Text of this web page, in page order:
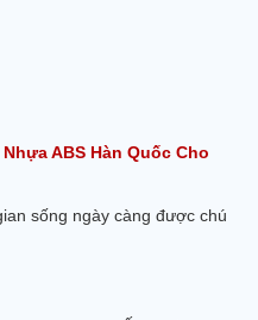
ABS Hàn Quốc Cho
sống ngày càng được chú